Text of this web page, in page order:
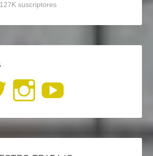
suscriptores
Ver
perfil
de
Ver
perfil
de